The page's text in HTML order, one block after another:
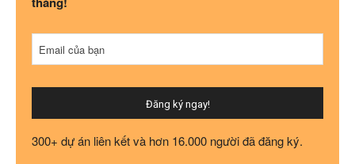
Email của bạn
Đăng ký ngay!
Company
300+ dự án liên kết và hơn 16.000 người đã đăng ký.